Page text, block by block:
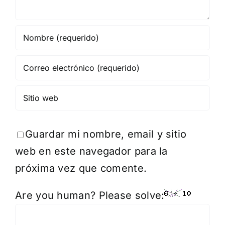
Guardar mi nombre, email y sitio
web en este navegador para la
próxima vez que comente.
Are you human? Please solve: